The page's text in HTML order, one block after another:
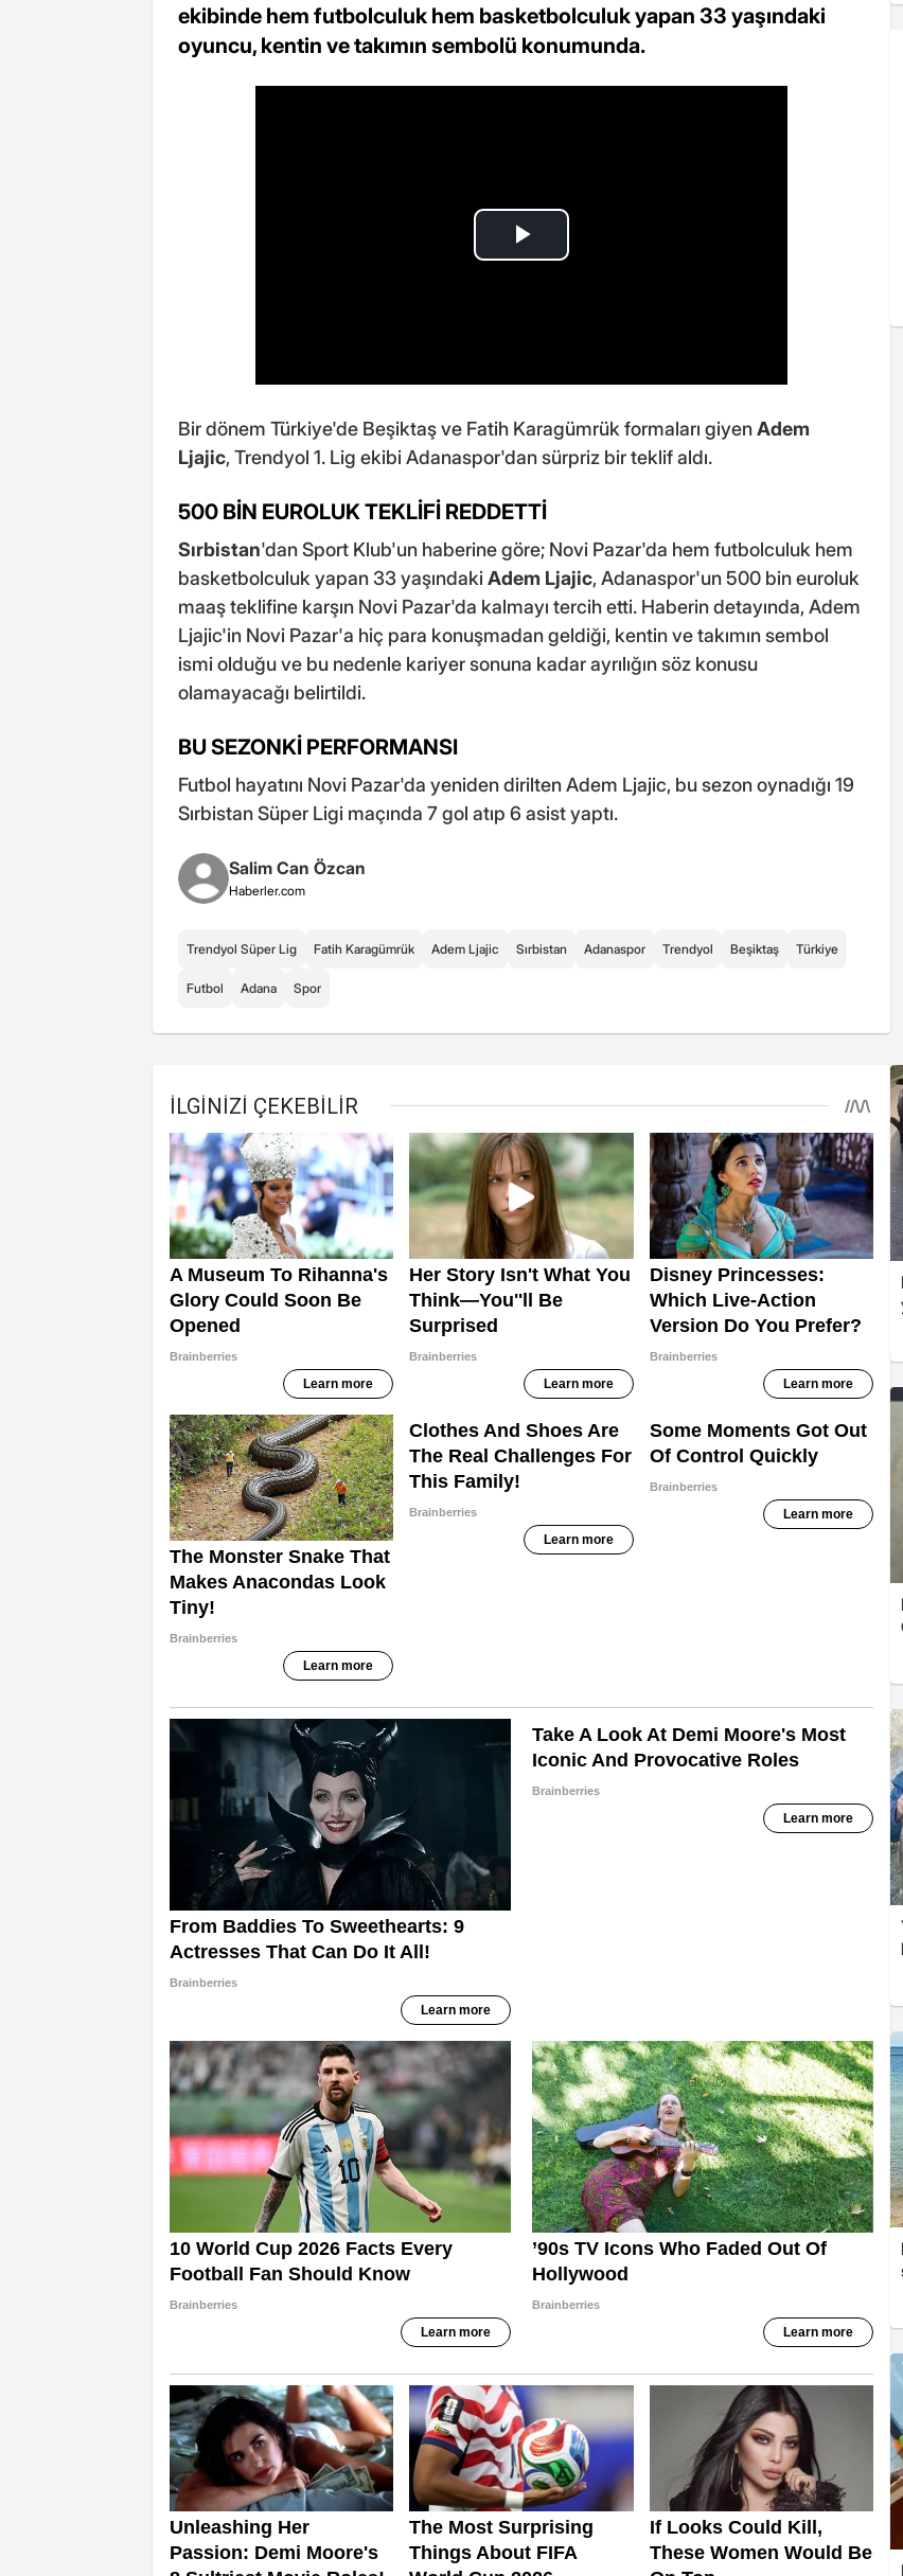
ekibinde hem futbolculuk hem basketbolculuk yapan 33 yaşındaki
oyuncu, kentin ve takımın sembolü konumunda.
Bir dönem Türkiye'de Beşiktaş ve Fatih Karagümrük formaları giyenAdem
Ljajic, Trendyol 1. Lig ekibi Adanaspor'dan sürpriz bir teklif aldı.
500 BİN EUROLUK TEKLİFİ REDDETTİ
Sırbistan'dan Sport Klub'un haberine göre; Novi Pazar'da hem futbolculuk hem
basketbolculuk yapan 33 yaşındakiAdem Ljajic, Adanaspor'un 500 bin euroluk
maaş teklifine karşın Novi Pazar'da kalmayı tercih etti. Haberin detayında, Adem
Ljajic'in Novi Pazar'a hiç para konuşmadan geldiği, kentin ve takımın sembol
ismi olduğu ve bu nedenle kariyer sonuna kadar ayrılığın söz konusu
olamayacağı belirtildi.
BU SEZONKİ PERFORMANSI
Futbol hayatını Novi Pazar'da yeniden dirilten Adem Ljajic, bu sezon oynadığı 19
Sırbistan Süper Ligi maçında 7 gol atıp 6 asist yaptı.
Salim Can Özcan
Haberler.com
Trendyol Süper Lig Fatih Karagümrük Adem Ljajic Sırbistan Adanaspor Trendyol Beşiktaş Türkiye
Futbol Adana Spor